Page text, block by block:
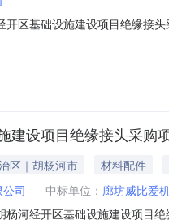
开区基础设施建设项目绝缘接
/包名称投标人排名质量工期
建设项目绝缘接头采购
区｜胡杨河市
材料配件
司 中标单位： 廊坊威比爱
杨河经开区基础设施建设项目